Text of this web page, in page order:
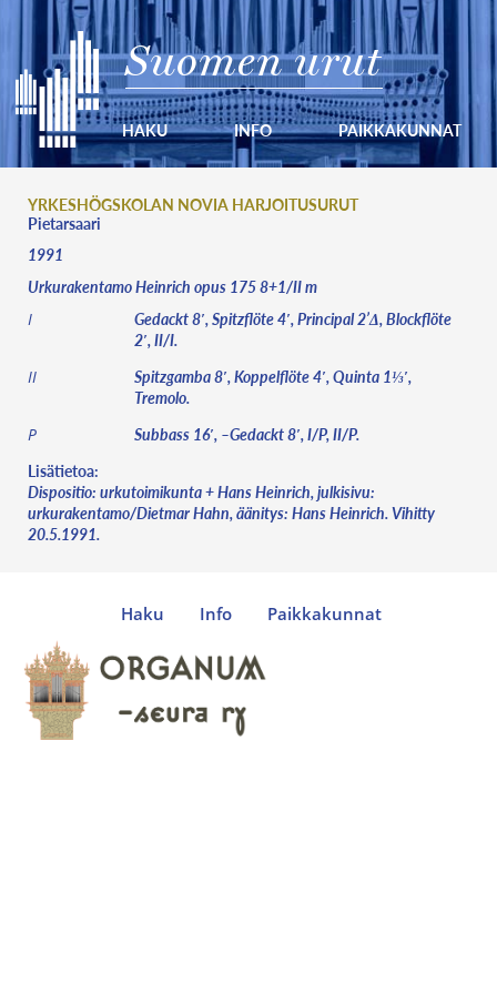
Suomen urut
HAKU INFO PAIKKAKUNNAT
YRKESHÖGSKOLAN NOVIA HARJOITUSURUT
Pietarsaari
1991
Urkurakentamo Heinrich opus 175 8+1/II m
I
Gedackt 8′, Spitzflöte 4′, Principal 2’Δ, Blockflöte
2′, II/I.
II
Spitzgamba 8′, Koppelflöte 4′, Quinta 1⅓′,
Tremolo.
P
Subbass 16′, –Gedackt 8′, I/P, II/P.
Lisätietoa:
Dispositio: urkutoimikunta + Hans Heinrich, julkisivu:
urkurakentamo/Dietmar Hahn, äänitys: Hans Heinrich. Vihitty
20.5.1991.
Haku Info Paikkakunnat